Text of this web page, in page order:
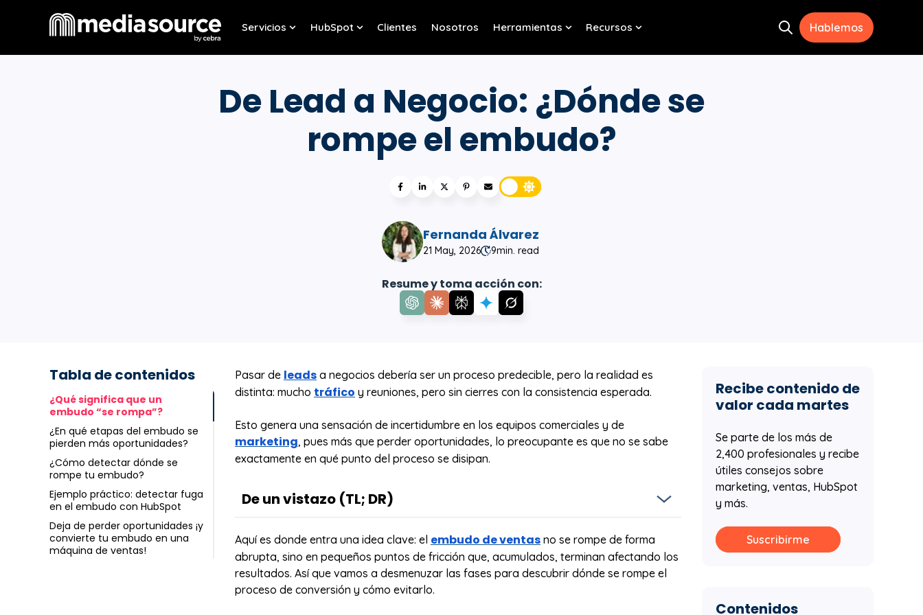
Servicios
Show submenu for Servicios
HubSpot
Show submenu for HubSpot
Clientes Nosotros Herramientas
Show submenu for Herramientas
Recursos Open search
Hablemos
De Lead a Negocio: ¿Dónde se
rompe el embudo?
Fernanda Álvarez
21 May, 2026 9min. read
Resume y toma acción con:
Tabla de contenidos
¿Qué significa que un
embudo “se rompa”?
¿En qué etapas del embudo se
pierden más oportunidades?
¿Cómo detectar dónde se
rompe tu embudo?
Ejemplo práctico: detectar fuga
en el embudo con HubSpot
Deja de perder oportunidades ¡y
convierte tu embudo en una
máquina de ventas!
Pasar de leads a negocios debería ser un proceso predecible, pero la realidad es
distinta: mucho tráfico y reuniones, pero sin cierres con la consistencia esperada.
Esto genera una sensación de incertidumbre en los equipos comerciales y de
marketing, pues más que perder oportunidades, lo preocupante es que no se sabe
exactamente en qué punto del proceso se disipan.
De un vistazo (TL; DR)
Pasar de lead a cliente no debería ser incierto, pero muchas empresas pierden
oportunidades sin saber exactamente en qué etapa ocurre.
Un embudo de ventas “roto” no falla de golpe, sino por pequeñas fricciones
acumuladas: leads de baja calidad, falta de seguimiento, mala calificación, un
pipeline mal estructurado o poca visibilidad del proceso.
Aquí es donde entra una idea clave: el embudo de ventas no se rompe de forma
abrupta, sino en pequeños puntos de fricción que, acumulados, terminan afectando los
resultados. Así que vamos a desmenuzar las fases para descubrir dónde se rompe el
proceso de conversión y cómo evitarlo.
Recibe contenido de
valor cada martes
Se parte de los más de
2,400 profesionales y recibe
útiles consejos sobre
marketing, ventas, HubSpot
y más.
Suscribirme
Contenidos